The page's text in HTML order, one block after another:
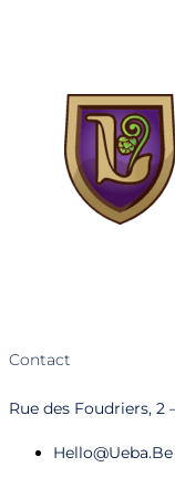
Contact
Rue des Foudriers, 2
Hello@ueba.be